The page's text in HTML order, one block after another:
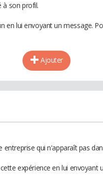
à son profil.
en lui envoyant un message.
Ajouter
entreprise qui n'apparaît pas
expérience en lui envoyant